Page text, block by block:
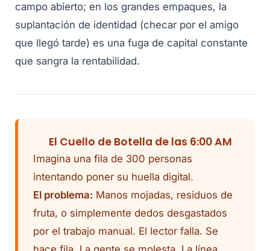
campo abierto; en los grandes empaques, la
suplantación de identidad (checar por el amigo
que llegó tarde) es una fuga de capital constante
que sangra la rentabilidad.
El Cuello de Botella de las 6:00 AM
Imagina una fila de 300 personas
intentando poner su huella digital.
El problema: Manos mojadas, residuos de
fruta, o simplemente dedos desgastados
por el trabajo manual. El lector falla. Se